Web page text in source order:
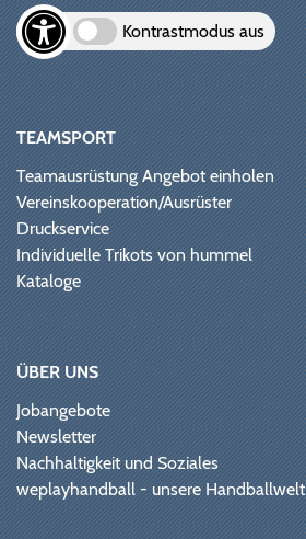
Kontrastmodus aus
TEAMSPORT
Teamausrüstung Angebot einholen
Vereinskooperation/Ausrüster
Druckservice
Individuelle Trikots von hummel
Kataloge
ÜBER UNS
Jobangebote
Newsletter
Nachhaltigkeit und Soziales
weplayhandball - unsere Handballwelt